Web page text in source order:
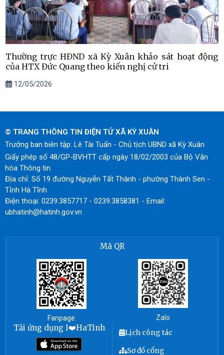
Thường trực HĐND xã Kỳ Xuân khảo sát hoạt động
của HTX Đức Quang theo kiến nghị cử tri
12/05/2026
© TRANG THÔNG TIN ĐIỆN TỬ XÃ KỲ XUÂN
Trưởng ban biên tập: Lê Tài Tuấn - Chủ tịch UBND xã Kỳ Xuân
Giấy phép số 48/GP-BVHTT cấp ngày 18/02/2003 của Bộ Văn
hóa Thông tin.
Địa chỉ: Số 19 đường Nguyễn Tất Thành - phường Thành Sen -
Tỉnh Hà Tĩnh
Điện thoại: 0239.3857717 - 0239.3858381 - Email:
ubhatinh@hatinh.gov.vn
Mã QR
Fanpage Zalo
Tải ứng dụng I❤️HaTinh
Lịch công tác
Sơ đồ cổng